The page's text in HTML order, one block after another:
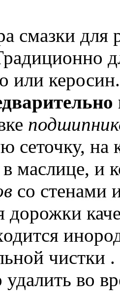
смазки для
или керосин.
сеточку, на
маслице, и
со стенами
дорожки
чистки .
во